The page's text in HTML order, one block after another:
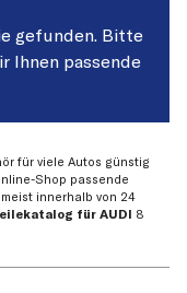
gefunden. Bitte
Ihnen passende
für viele Autos günstig
Shop passende
innerhalb von 24
für AUDI 8